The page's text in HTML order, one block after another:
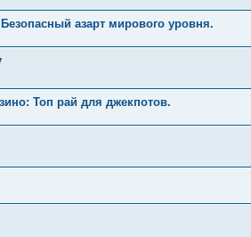
азарт мирового уровня.
Топ рай для джекпотов.